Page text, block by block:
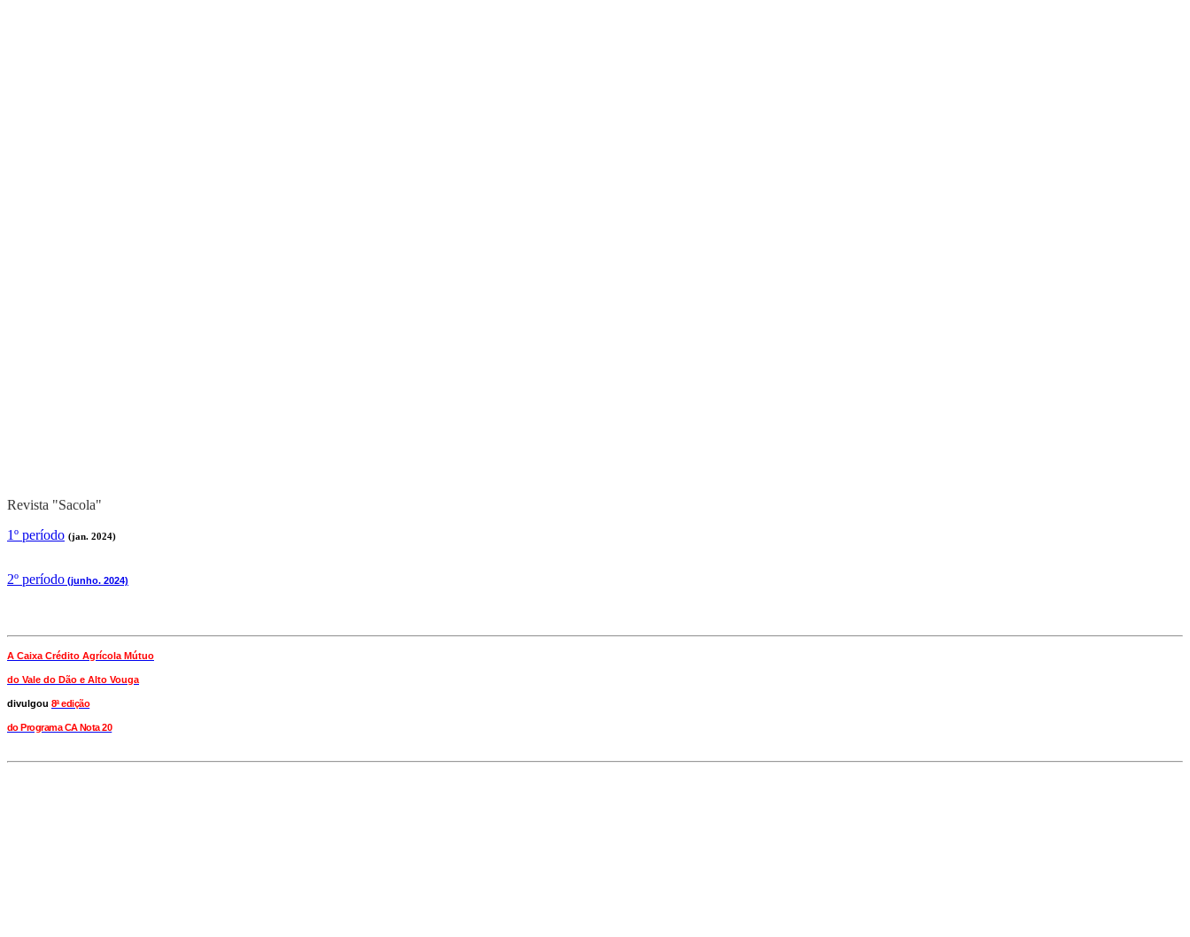
Revista "Sacola"
1º período (jan. 2024)
2º período (junho. 2024)
A Caixa Crédito Agrícola Mútuo
do Vale do Dão e Alto Vouga
divulgou 8ª edição
do Programa CA Nota 20